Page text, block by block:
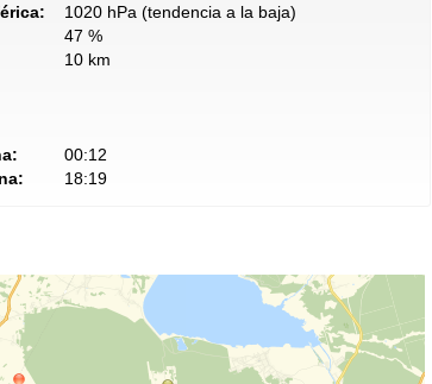
1020 hPa (tendencia a la baja)
47 %
10 km
00:12
18:19